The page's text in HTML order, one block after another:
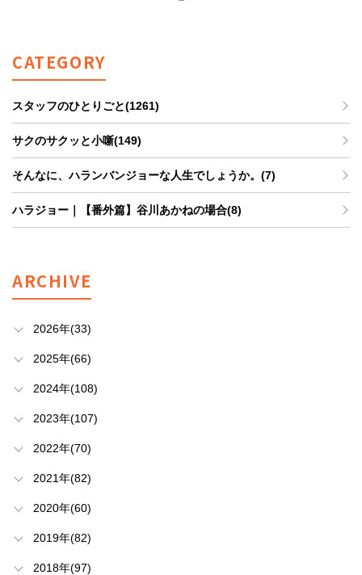
CATEGORY
スタッフのひとりごと(1261)
サクのサクッと小噺(149)
そんなに、ハランバンジョーな人生でしょうか。(7)
ハラジョー｜【番外篇】谷川あかねの場合(8)
ARCHIVE
2026年(33)
2025年(66)
2024年(108)
2023年(107)
2022年(70)
2021年(82)
2020年(60)
2019年(82)
2018年(97)